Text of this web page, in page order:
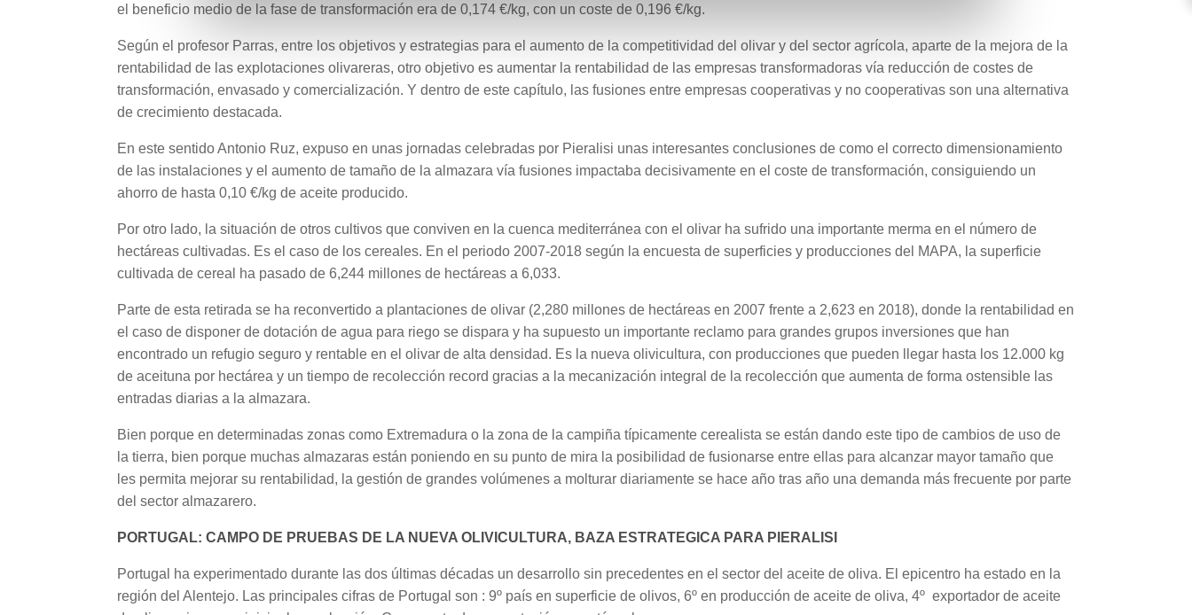
el beneficio medio de la fase de transformación era de 0,174 €/kg, con un coste de 0,196 €/kg.
Según el profesor Parras, entre los objetivos y estrategias para el aumento de la competitividad del olivar y del sector agrícola, aparte de la mejora de la
rentabilidad de las explotaciones olivareras, otro objetivo es aumentar la rentabilidad de las empresas transformadoras vía reducción de costes de
transformación, envasado y comercialización. Y dentro de este capítulo, las fusiones entre empresas cooperativas y no cooperativas son una alternativa
de crecimiento destacada.
En este sentido Antonio Ruz, expuso en unas jornadas celebradas por Pieralisi unas interesantes conclusiones de como el correcto dimensionamiento
de las instalaciones y el aumento de tamaño de la almazara vía fusiones impactaba decisivamente en el coste de transformación, consiguiendo un
ahorro de hasta 0,10 €/kg de aceite producido.
Por otro lado, la situación de otros cultivos que conviven en la cuenca mediterránea con el olivar ha sufrido una importante merma en el número de
hectáreas cultivadas. Es el caso de los cereales. En el periodo 2007-2018 según la encuesta de superficies y producciones del MAPA, la superficie
cultivada de cereal ha pasado de 6,244 millones de hectáreas a 6,033.
Parte de esta retirada se ha reconvertido a plantaciones de olivar (2,280 millones de hectáreas en 2007 frente a 2,623 en 2018), donde la rentabilidad en
el caso de disponer de dotación de agua para riego se dispara y ha supuesto un importante reclamo para grandes grupos inversiones que han
encontrado un refugio seguro y rentable en el olivar de alta densidad. Es la nueva olivicultura, con producciones que pueden llegar hasta los 12.000 kg
de aceituna por hectárea y un tiempo de recolección record gracias a la mecanización integral de la recolección que aumenta de forma ostensible las
entradas diarias a la almazara.
Bien porque en determinadas zonas como Extremadura o la zona de la campiña típicamente cerealista se están dando este tipo de cambios de uso de
la tierra, bien porque muchas almazaras están poniendo en su punto de mira la posibilidad de fusionarse entre ellas para alcanzar mayor tamaño que
les permita mejorar su rentabilidad, la gestión de grandes volúmenes a molturar diariamente se hace año tras año una demanda más frecuente por parte
del sector almazarero.
PORTUGAL: CAMPO DE PRUEBAS DE LA NUEVA OLIVICULTURA, BAZA ESTRATEGICA PARA PIERALISI
Portugal ha experimentado durante las dos últimas décadas un desarrollo sin precedentes en el sector del aceite de oliva. El epicentro ha estado en la
región del Alentejo. Las principales cifras de Portugal son : 9º país en superficie de olivos, 6º en producción de aceite de oliva, 4º exportador de aceite